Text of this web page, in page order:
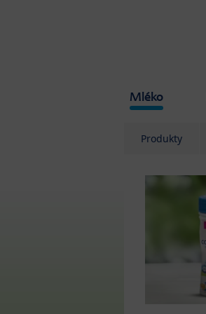
Mléko
Produkty